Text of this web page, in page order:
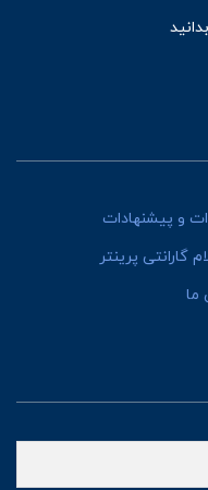
و پیشنهادات
گارانتی پرینتر
ما